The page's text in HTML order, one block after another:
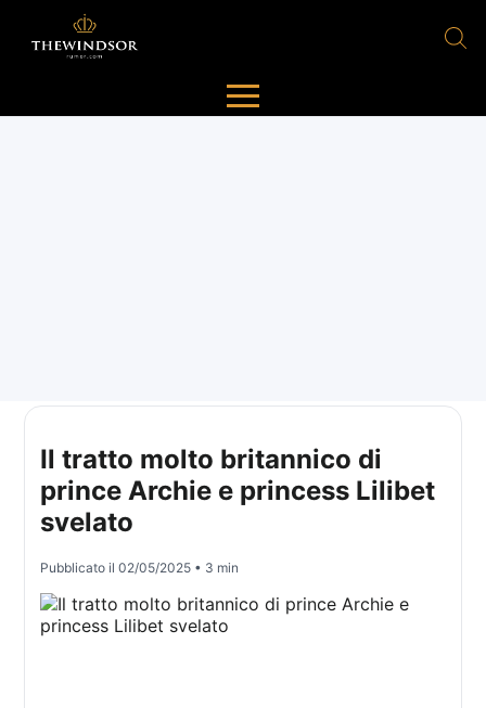
Il tratto molto britannico di
prince Archie e princess Lilibet
svelato
Pubblicato il02/05/2025 • 3 min